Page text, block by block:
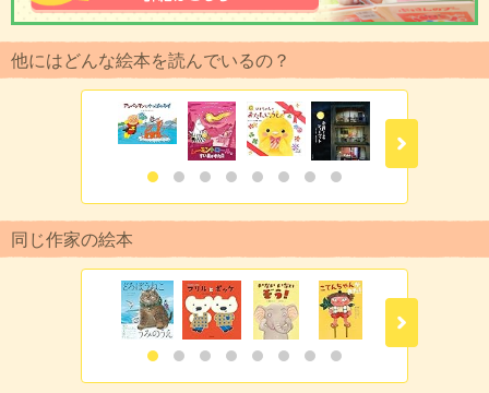
他にはどんな絵本を読んでいるの？
同じ作家の絵本